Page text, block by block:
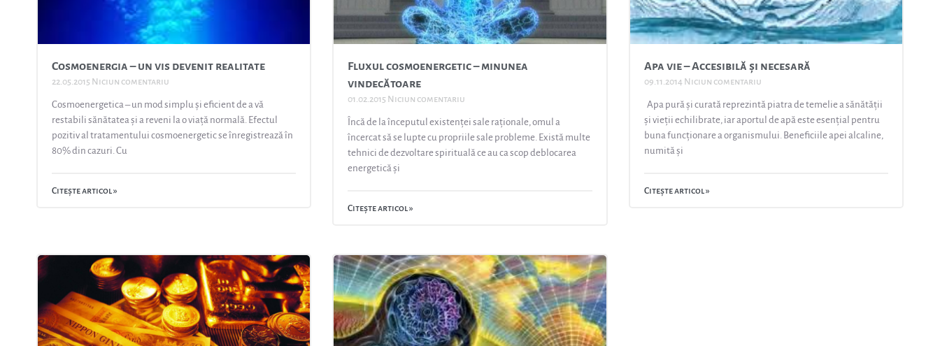
Cosmoenergia – un vis devenit realitate
22.05.2015 Niciun comentariu
Cosmoenergetica – un mod simplu și eficient de a vă
restabili sănătatea și a reveni la o viață normală. Efectul
pozitiv al tratamentului cosmoenergetic se înregistrează în
80% din cazuri. Cu
Citește articol »
Fluxul cosmoenergetic – minunea
vindecătoare
01.02.2015 Niciun comentariu
Încă de la începutul existenței sale raționale, omul a
încercat să se lupte cu propriile sale probleme. Există multe
tehnici de dezvoltare spirituală ce au ca scop deblocarea
energetică și
Citește articol »
Apa vie – Accesibilă și necesară
09.11.2014 Niciun comentariu
Apa pură și curată reprezintă piatra de temelie a sănătății
și vieții echilibrate, iar aportul de apă este esențial pentru
buna funcționare a organismului. Beneficiile apei alcaline,
numită și
Citește articol »